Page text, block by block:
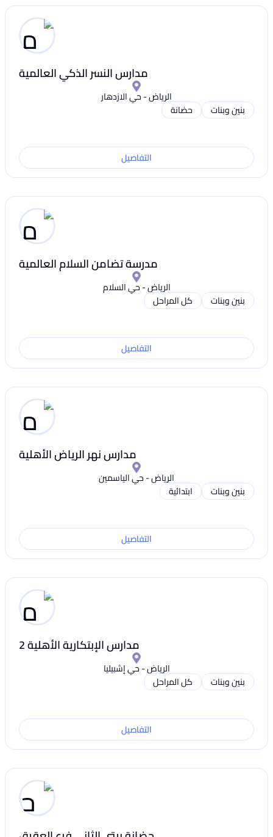
مدارس النسر الذكي العالمية
الرياض - حي الازدهار
بنين وبنات
حضانة
التفاصيل
مدرسة تضامن السلام العالمية
الرياض - حي السلام
بنين وبنات
كل المراحل
التفاصيل
مدارس نهر الرياض الأهلية
الرياض - حي الياسمين
بنين وبنات
ابتدائية
التفاصيل
مدارس الإبتكارية الأهلية 2
الرياض - حي إشبيليا
بنين وبنات
كل المراحل
التفاصيل